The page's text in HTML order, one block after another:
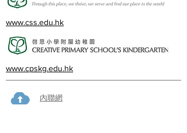
www.css.edu.hk
www.cpskg.edu.hk
內聯網